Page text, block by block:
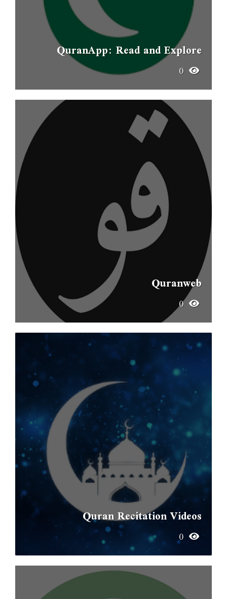
QuranApp: Read and Explore
0
Quranweb
0
Quran Recitation Videos